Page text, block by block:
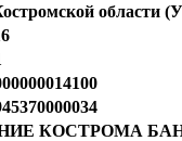
области
КОСТРОМА БАНКА